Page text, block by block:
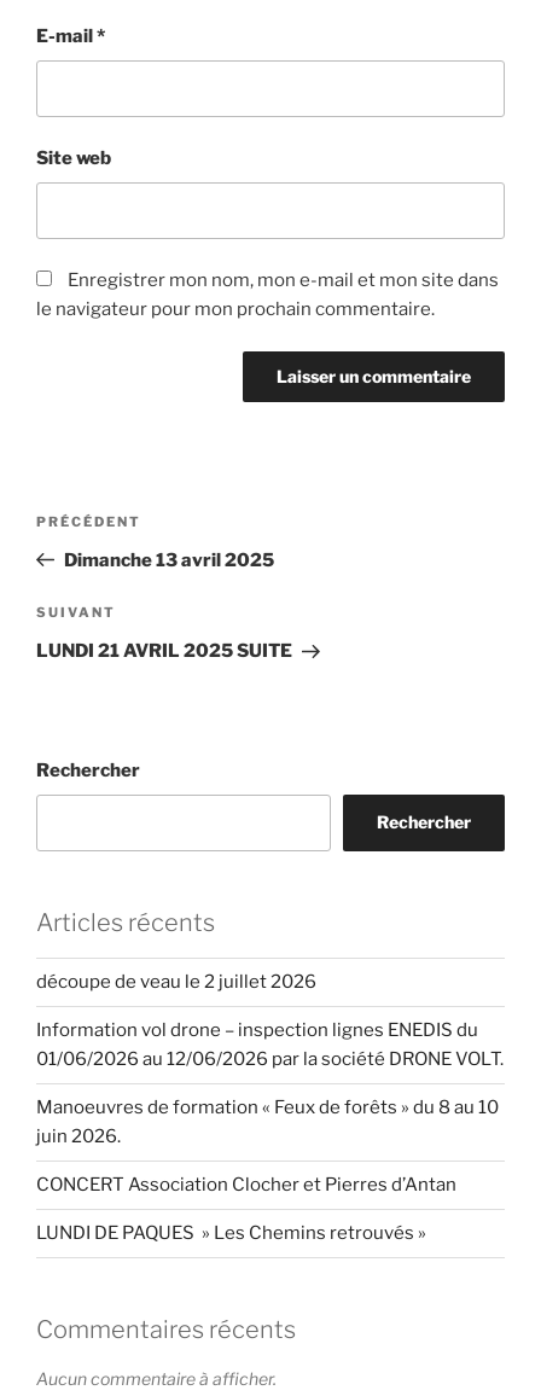
E-mail*
Site web
Enregistrer mon nom, mon e-mail et mon site dans
le navigateur pour mon prochain commentaire.
Navigation
l’article
Article
précédent
PRÉCÉDENT
Dimanche 13 avril 2025
Article
suivant
SUIVANT
LUNDI 21 AVRIL 2025 SUITE
Rechercher
Rechercher
Articles récents
découpe de veau le 2 juillet 2026
Information vol drone – inspection lignes ENEDIS du
01/06/2026 au 12/06/2026 par la société DRONE VOLT.
Manoeuvres de formation « Feux de forêts » du 8 au 10
juin 2026.
CONCERT Association Clocher et Pierres d’Antan
LUNDI DE PAQUES » Les Chemins retrouvés »
Commentaires récents
Aucun commentaire à afficher.